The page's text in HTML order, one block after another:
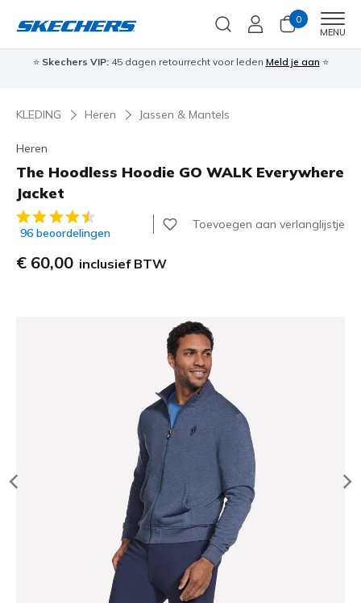
0
MENU
⭐ Skechers VIP:45 dagen retourrecht voor leden Meld je aan ⭐
KLEDING Heren Jassen & Mantels
Heren
The Hoodless Hoodie GO WALK Everywhere
Jacket
3,7 van de 5 klantbeoordelingen
96 beoordelingen
Toevoegen aan verlanglijstje
€ 60,00 inclusief BTW